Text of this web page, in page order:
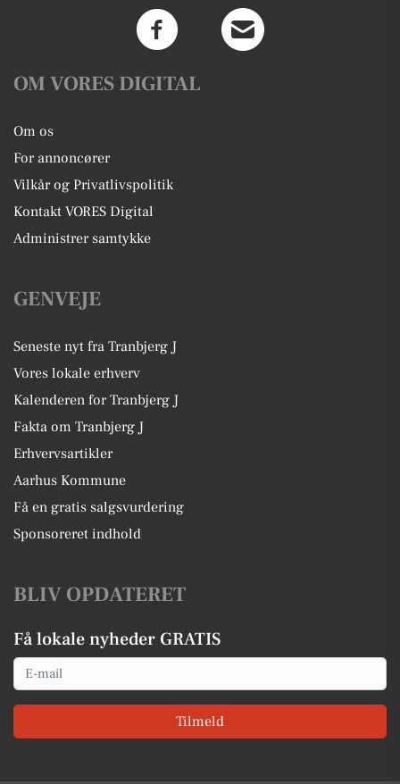
OM VORES DIGITAL
Om os
For annoncører
Vilkår og Privatlivspolitik
Kontakt VORES Digital
Administrer samtykke
GENVEJE
Seneste nyt fra Tranbjerg J
Vores lokale erhverv
Kalenderen for Tranbjerg J
Fakta om Tranbjerg J
Erhvervsartikler
Aarhus Kommune
Få en gratis salgsvurdering
Sponsoreret indhold
BLIV OPDATERET
Få lokale nyheder GRATIS
Email
Tilmeld